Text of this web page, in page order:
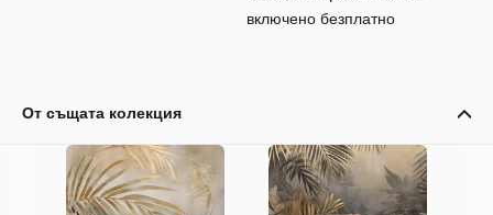
включено безплатно
От същата колекция